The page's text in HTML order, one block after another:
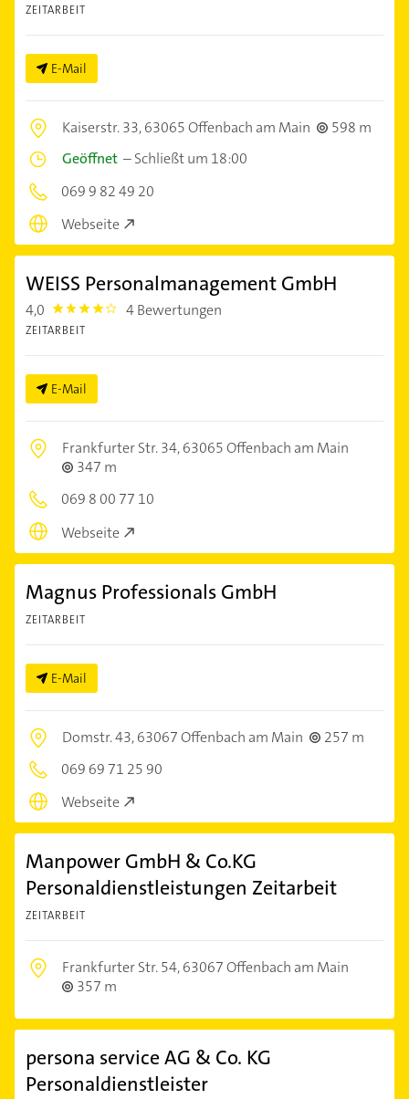
ZEITARBEIT
E-Mail
Kaiserstr. 33,63065 Offenbach am Main
598 m
Geöffnet –Schließt um 18:00
069 9 82 49 20
Webseite
WEISS Personalmanagement GmbH
4,0 4.0 4 Bewertungen
ZEITARBEIT
E-Mail
Frankfurter Str. 34,63065 Offenbach am Main
347 m
069 8 00 77 10
Webseite
Magnus Professionals GmbH
ZEITARBEIT
E-Mail
Domstr. 43,63067 Offenbach am Main
257 m
069 69 71 25 90
Webseite
Manpower GmbH & Co.KG
Personaldienstleistungen Zeitarbeit
ZEITARBEIT
Frankfurter Str. 54,63067 Offenbach am Main
357 m
persona service AG & Co. KG
Personaldienstleister